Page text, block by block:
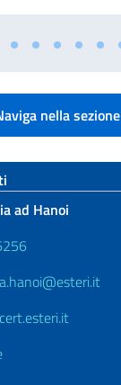
nella sezione
ad Hanoi